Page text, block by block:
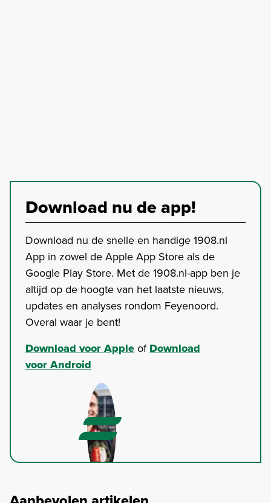
Download nu de app!
Download nu de snelle en handige 1908.nl
App in zowel de Apple App Store als de
Google Play Store. Met de 1908.nl-app ben je
altijd op de hoogte van het laatste nieuws,
updates en analyses rondom Feyenoord.
Overal waar je bent!
Download voor AppleofDownload
voor Android